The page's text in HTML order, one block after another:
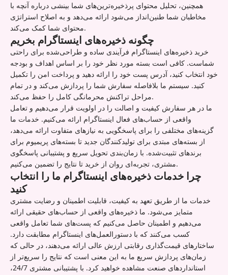
همچنین، تحلیل محتوای پرذخیره‌ترین‌های شما بینشی درباره آنچه با
مخاطبان شما طنین‌انداز می‌شود ارائه می‌دهد و به اصلاح استراتژی
محتوای شما کمک می‌کند.
چگونه ذخیره‌های اینستاگرام بخریم
خرید ذخیره‌های اینستاگرام فرآیندی ساده و طراحی‌شده برای راحتی
شماست. کافی است بسته مورد نظر خود را بر اساس اهداف و بودجه
خود انتخاب کنید، آدرس پست خود را ارائه دهید و پرداخت امن را تکمیل
کنید. سیستم ما بلافاصله سفارش شما را پردازش می‌کند و در تمام
مراحل تراکنش محرمانگی کامل را حفظ می‌کند.
ما در هر سفارش کیفیت و اصالت را در اولویت قرار می‌دهیم و تعامل
واقعی از حساب‌های فعال اینستاگرام ارائه می‌کنیم. خدمات ما
گزینه‌های مختلفی را برای پاسخگویی به نیازهای متفاوت ارائه می‌دهد،
از بسته‌های مبتدی برای تولیدکنندگان جدید تا بسته‌های پریمیوم برای
برندهای تثبیت‌شده. با زمان‌بندی تحویل سریع و پشتیبانی پاسخگوی
مشتری، تجربه‌ای روان از خرید تا نتایج را تضمین می‌کنیم.
چرا خدمات ذخیره‌های اینستاگرام ما را انتخاب
کنید
خدمات ما از طریق تعهد به کیفیت، قابلیت اطمینان و رضایت مشتری
متمایز می‌شود. ما ذخیره‌های واقعی از حساب‌های حقیقی ارائه
می‌دهیم و اطمینان حاصل می‌کنیم که پست‌های شما تعامل واقعی
کسب می‌کنند که با دستورالعمل‌های اینستاگرام مطابقت دارد.
ساختارهای قیمت‌گذاری رقابتی ارزش عالی ارائه می‌دهند، در حالی که
زمان‌های پردازش سریع ما به این معنی است که نتایج را سریع‌تر از
استانداردهای صنعت مشاهده خواهید کرد. با پشتیبانی مشتری 24/7،